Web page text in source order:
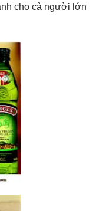
cho cả người lớn